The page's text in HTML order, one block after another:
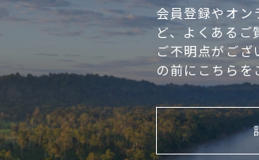
会員登録やオン
ど、よくあるご
ご不明点がご
の前にこちらを